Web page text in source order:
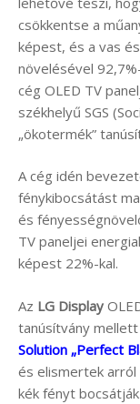
csökkentse a
képest, és a vas
növelésével
cég OLED TV
székhelyű SGS
„ökotermék”
A cég idén
fénykibocsátást
és
TV paneljei
képest 22%-kal.
Az LG Display
tanúsítvány
Solution „Perfect
és elismertek arról
kék fényt